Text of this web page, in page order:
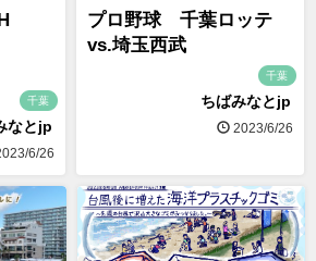
千葉
なとjp
6/26
プロ野球 千葉ロッテ
vs.埼玉西武
千葉
ちばみなとjp
2023/6/26